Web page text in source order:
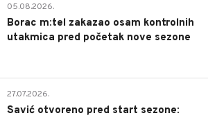
05.08.2026.
Borac m:tel zakazao osam kontrolnih
utakmica pred početak nove sezone
27.07.2026.
Savić otvoreno pred start sezone: